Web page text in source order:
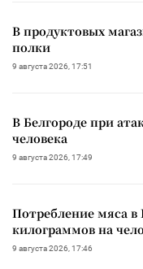
В продуктовых
полки
9 августа 2026, 17:51
В Белгороде при
человека
9 августа 2026, 17:49
Потребление мяса в
килограммов на
9 августа 2026, 17:46